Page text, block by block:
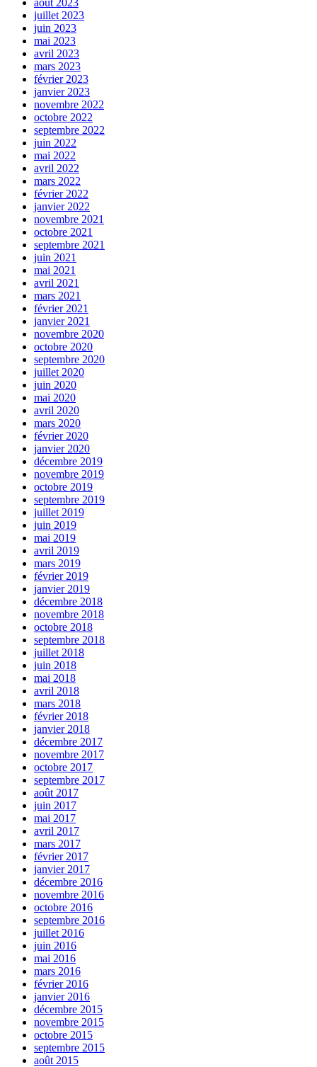
juillet 2023
juin 2023
mai 2023
avril 2023
mars 2023
février 2023
janvier 2023
novembre 2022
octobre 2022
septembre 2022
juin 2022
mai 2022
avril 2022
mars 2022
février 2022
janvier 2022
novembre 2021
octobre 2021
septembre 2021
juin 2021
mai 2021
avril 2021
mars 2021
février 2021
janvier 2021
novembre 2020
octobre 2020
septembre 2020
juillet 2020
juin 2020
mai 2020
avril 2020
mars 2020
février 2020
janvier 2020
décembre 2019
novembre 2019
octobre 2019
septembre 2019
juillet 2019
juin 2019
mai 2019
avril 2019
mars 2019
février 2019
janvier 2019
décembre 2018
novembre 2018
octobre 2018
septembre 2018
juillet 2018
juin 2018
mai 2018
avril 2018
mars 2018
février 2018
janvier 2018
décembre 2017
novembre 2017
octobre 2017
septembre 2017
août 2017
juin 2017
mai 2017
avril 2017
mars 2017
février 2017
janvier 2017
décembre 2016
novembre 2016
octobre 2016
septembre 2016
juillet 2016
juin 2016
mai 2016
mars 2016
février 2016
janvier 2016
décembre 2015
novembre 2015
octobre 2015
septembre 2015
août 2015